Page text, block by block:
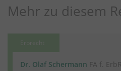
Mehr zu diesem
Dr. Olaf Schermann FA f. ErbR